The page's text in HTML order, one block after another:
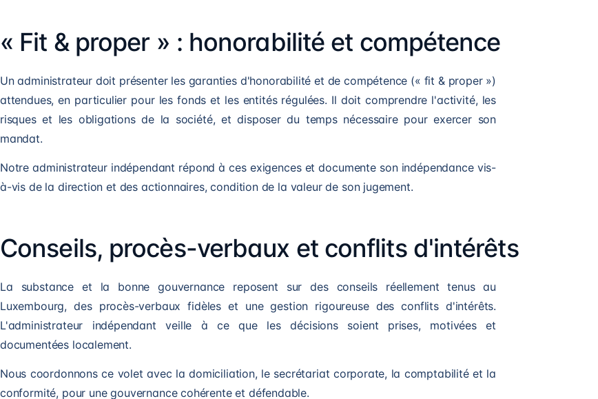
« Fit & proper » : honorabilité et compétence
Un administrateur doit présenter les garanties d'honorabilité et de compétence (« fit & proper »)
attendues, en particulier pour les fonds et les entités régulées. Il doit comprendre l'activité, les
risques et les obligations de la société, et disposer du temps nécessaire pour exercer son
mandat.
Notre administrateur indépendant répond à ces exigences et documente son indépendance vis-
à-vis de la direction et des actionnaires, condition de la valeur de son jugement.
Conseils, procès-verbaux et conflits d'intérêts
La substance et la bonne gouvernance reposent sur des conseils réellement tenus au
Luxembourg, des procès-verbaux fidèles et une gestion rigoureuse des conflits d'intérêts.
L'administrateur indépendant veille à ce que les décisions soient prises, motivées et
documentées localement.
Nous coordonnons ce volet avec la domiciliation, le secrétariat corporate, la comptabilité et la
conformité, pour une gouvernance cohérente et défendable.